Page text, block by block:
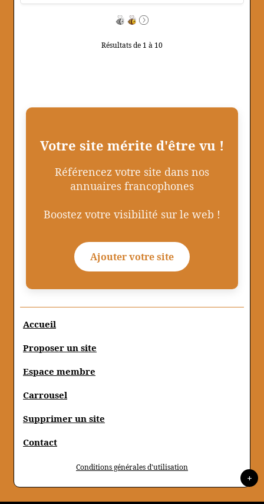
Résultats de 1 à 10
Votre site mérite d'être vu !
Référencez votre site dans nos
annuaires francophones
Boostez votre visibilité sur le web !
Ajouter votre site
Accueil
Proposer un site
Espace membre
Carrousel
Supprimer un site
Contact
Conditions générales d'utilisation
+